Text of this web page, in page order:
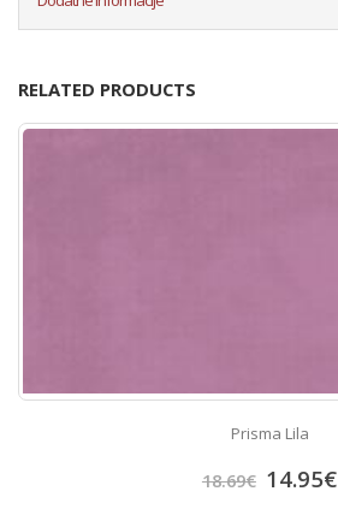
RELATED PRODUCTS
Prisma Lila
18.69€ 14.95€